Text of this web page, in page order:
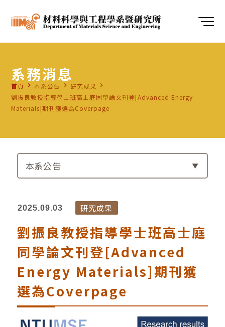
系務消息
首頁 navigate_next 本系公告 navigate_next 研究成果 navigate_next
劉振良教授指導學士班高士庭同學論文刊登[Advanced Energy
Materials]期刊獲選為Coverpage
本系公告
2025.09.03 研究成果
劉振良教授指導學士班高士庭
同學論文刊登[Advanced
Energy Materials]期刊獲
選為Coverpage